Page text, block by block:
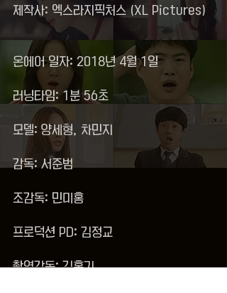
제작사: 엑스라지픽처스 (XL Pictures)
온에어 일자: 2018년 4월 1일
러닝타임: 1분 56초
모델: 양세형, 차민지
감독: 서준범
조감독: 민미홍
프로덕션 PD: 김정교
촬영감독: 김홍기